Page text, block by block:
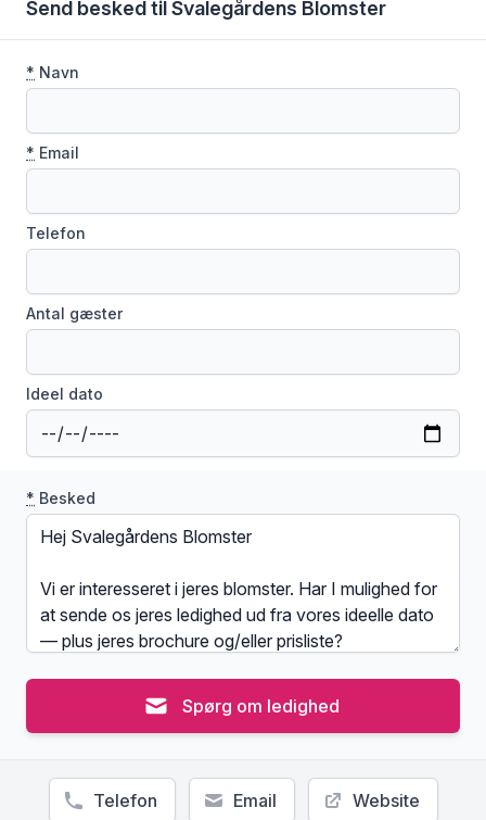
Send besked til Svalegårdens Blomster
* Navn
* Email
Telefon
Antal gæster
Ideel dato
* Besked
Spørg om ledighed
Telefon Email Website